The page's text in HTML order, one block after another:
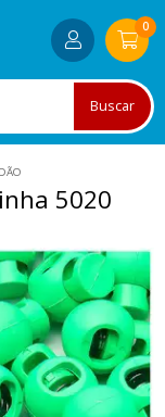
Buscar
0
5020